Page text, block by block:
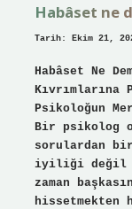
Habâset ne
Tarih: Ekim 21,
Habâset Ne
Psikoloğun
Bir psikolog
sorulardan
iyiliği değil
zaman
hissetmekten